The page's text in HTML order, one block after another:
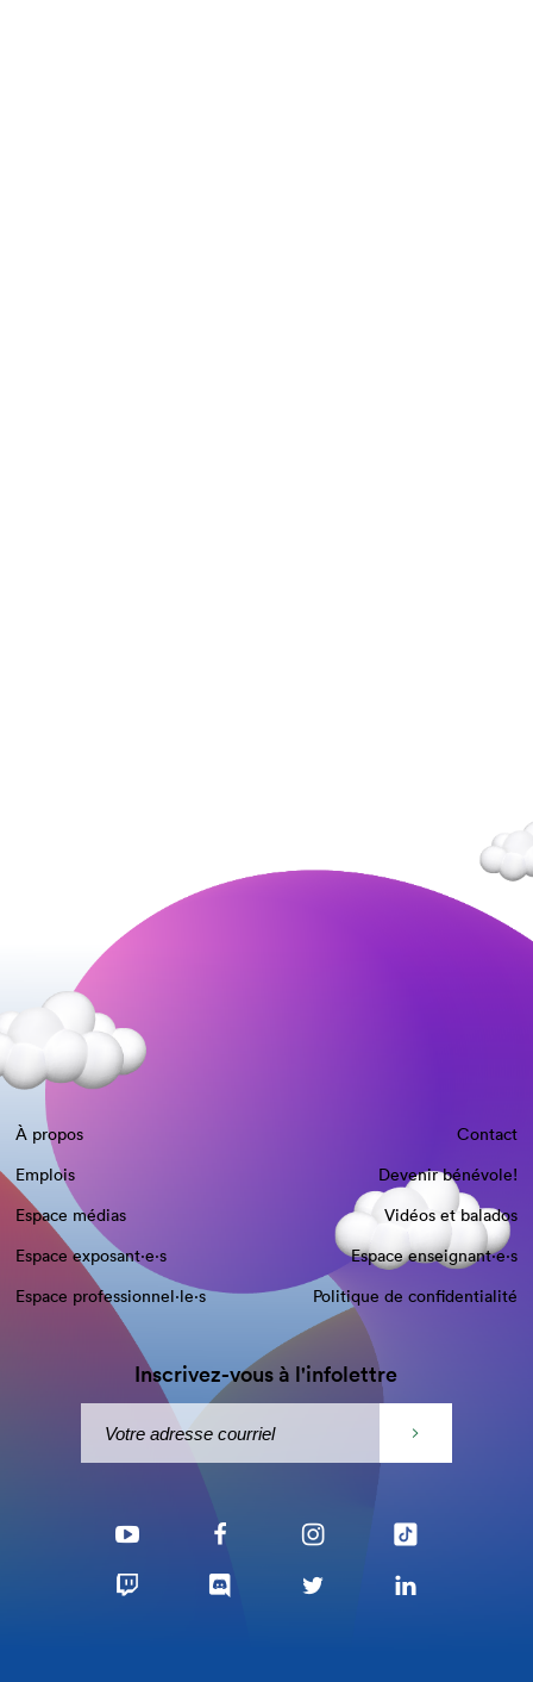
À propos
Contact
Emplois
Devenir bénévole!
Espace médias
Vidéos et balados
Espace exposant·e⋅s
Espace enseignant·e⋅s
Espace professionnel·le⋅s
Politique de confidentialité
Inscrivez-vous à l'infolettre